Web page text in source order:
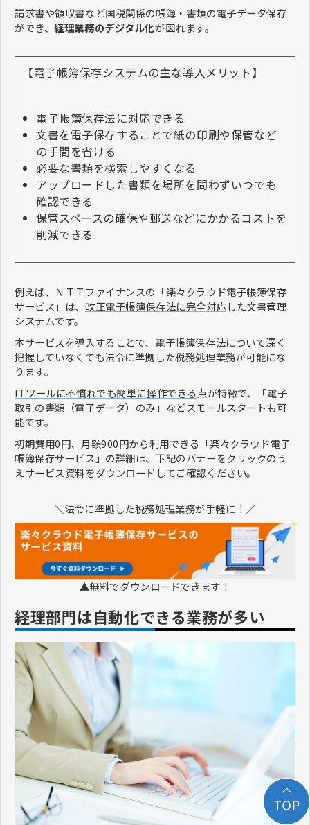
請求書や領収書など国税関係の帳簿・書類の電子データ保存
ができ、経理業務のデジタル化が図れます。
【電子帳簿保存システムの主な導入メリット】
電子帳簿保存法に対応できる
文書を電子保存することで紙の印刷や保管など
の手間を省ける
必要な書類を検索しやすくなる
アップロードした書類を場所を問わずいつでも
確認できる
保管スペースの確保や郵送などにかかるコストを
削減できる
例えば、ＮＴＴファイナンスの「楽々クラウド電子帳簿保存
サービス」は、改正電子帳簿保存法に完全対応した文書管理
システムです。
本サービスを導入することで、電子帳簿保存法について深く
把握していなくても法令に準拠した税務処理業務が可能にな
ります。
ITツールに不慣れでも簡単に操作できる点が特徴で、「電子
取引の書類（電子データ）のみ」などスモールスタートも可
能です。
初期費用0円、月額900円から利用できる 「楽々クラウド電子
帳簿保存サービス」の詳細は、下記のバナーをクリックのう
えサービス資料をダウンロードしてご確認ください。
＼法令に準拠した税務処理業務が手軽に！／
▲無料でダウンロードできます！
経理部門は自動化できる業務が多い